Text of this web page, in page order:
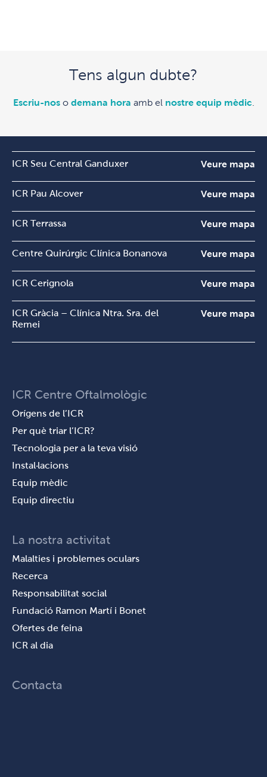
Tens algun dubte?
Escriu-noso demana hora amb el nostre equip mèdic.
ICR Seu Central Ganduxer Veure mapa
ICR Pau Alcover Veure mapa
ICR Terrassa Veure mapa
Centre Quirúrgic Clínica Bonanova Veure mapa
ICR Cerignola Veure mapa
ICR Gràcia – Clínica Ntra. Sra. del
Remei
Veure mapa
ICR Centre Oftalmològic
Orígens de l’ICR
Per què triar l’ICR?
Tecnologia per a la teva visió
Instal·lacions
Equip mèdic
Equip directiu
La nostra activitat
Malalties i problemes oculars
Recerca
Responsabilitat social
Fundació Ramon Martí i Bonet
Ofertes de feina
ICR al dia
Contacta